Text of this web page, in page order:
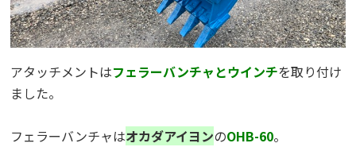
アタッチメントはフェラーバンチャとウインチを取り付け
ました。
フェラーバンチャはオカダアイヨンのOHB-60。